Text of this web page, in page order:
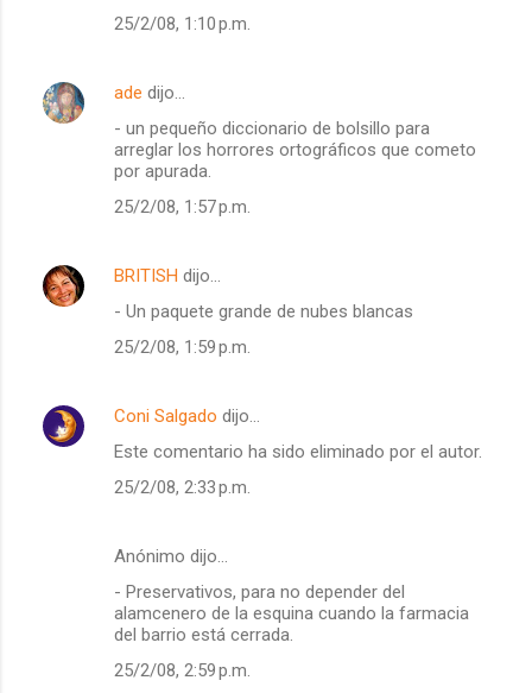
25/2/08, 1:10 p.m.
ade dijo…
- un pequeño diccionario de bolsillo para
arreglar los horrores ortográficos que cometo
por apurada.
25/2/08, 1:57 p.m.
BRITISH dijo…
- Un paquete grande de nubes blancas
25/2/08, 1:59 p.m.
Coni Salgado dijo…
Este comentario ha sido eliminado por el autor.
25/2/08, 2:33 p.m.
Anónimo dijo…
- Preservativos, para no depender del
alamcenero de la esquina cuando la farmacia
del barrio está cerrada.
25/2/08, 2:59 p.m.